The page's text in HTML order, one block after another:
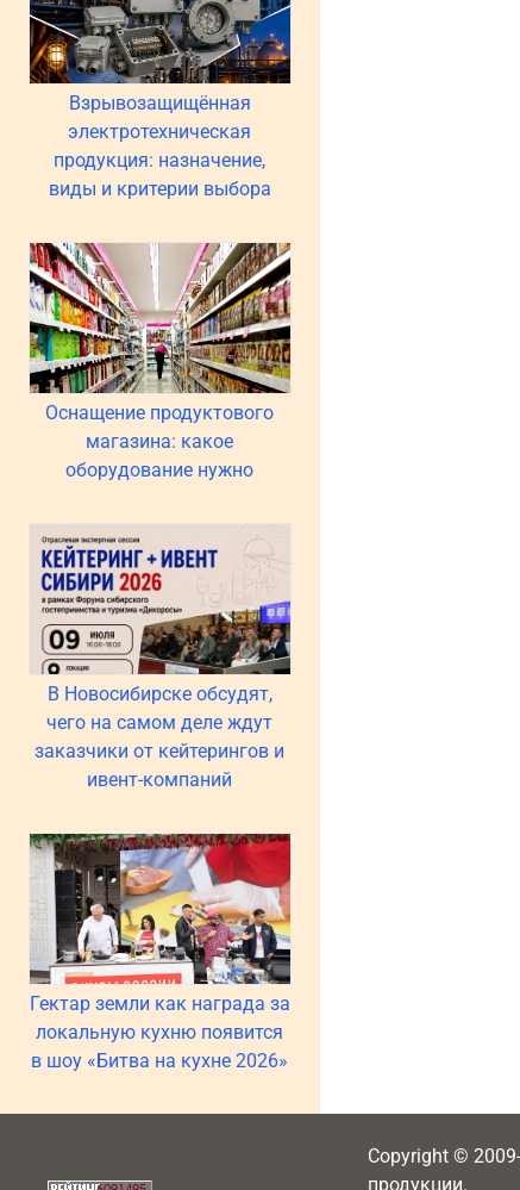
Взрывозащищённая
электротехническая
продукция: назначение,
виды и критерии выбора
Оснащение продуктового
магазина: какое
оборудование нужно
В Новосибирске обсудят,
чего на самом деле ждут
заказчики от кейтерингов и
ивент-компаний
Гектар земли как награда за
локальную кухню появится
в шоу «Битва на кухне 2026»
Copyright ©
продукции.